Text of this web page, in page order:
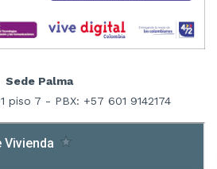
Sede Palma
piso 7 - PBX: +57 601 9142174